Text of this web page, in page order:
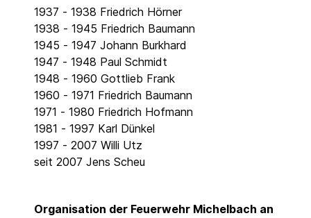
1937 - 1938 Friedrich Hörner
1938 - 1945 Friedrich Baumann
1945 - 1947 Johann Burkhard
1947 - 1948 Paul Schmidt
1948 - 1960 Gottlieb Frank
1960 - 1971 Friedrich Baumann
1971 - 1980 Friedrich Hofmann
1981 - 1997 Karl Dünkel
1997 - 2007 Willi Utz
seit 2007 Jens Scheu
Organisation der Feuerwehr Michelbach an